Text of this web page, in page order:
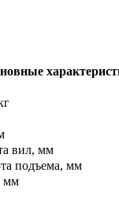
вил, мм
подъема, мм
мм